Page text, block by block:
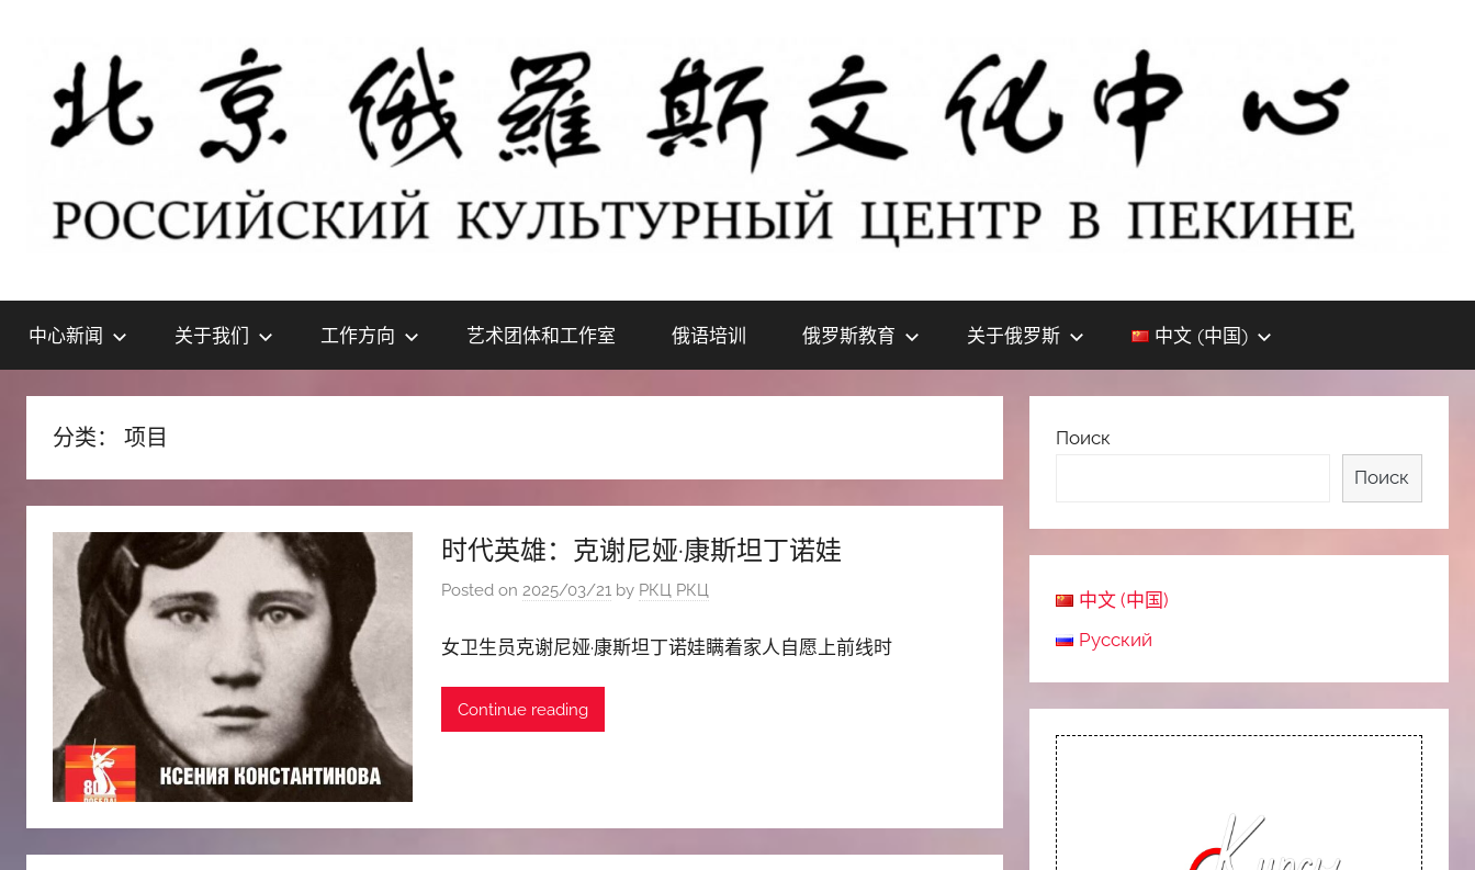
北
京
俄
罗
斯
文
中
心
КУЛЬТУРНЫЙ
ЦЕНТР
ПЕКИНЕ
中心新闻 关于我们 工作方向 艺术团体和工作室 俄语培训 俄罗斯教育 关于俄罗斯 中文 (中国)
分类： 项目
时代英雄：克谢尼娅·康斯坦丁诺娃
Posted on 2025/03/21by РКЦ РКЦ
女卫生员克谢尼娅·康斯坦丁诺娃瞒着家人自愿上前线时
Continue reading
Поиск
Поиск
中文 (中国)
Русский